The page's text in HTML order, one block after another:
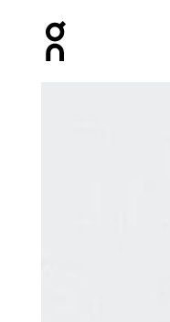
Prodotto numero